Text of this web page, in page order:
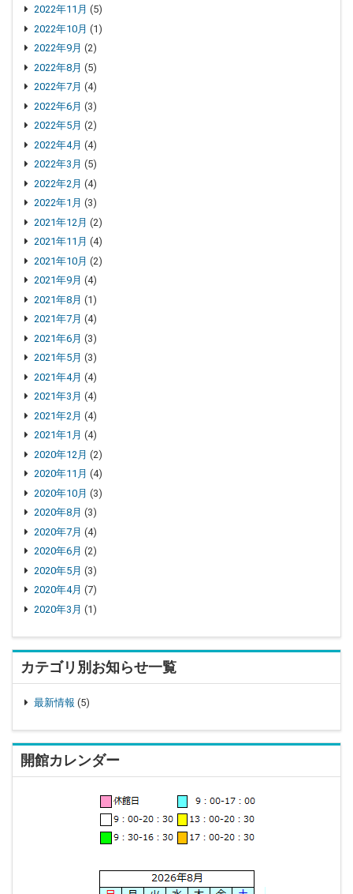
2022年11月 (5)
2022年10月 (1)
2022年9月 (2)
2022年8月 (5)
2022年7月 (4)
2022年6月 (3)
2022年5月 (2)
2022年4月 (4)
2022年3月 (5)
2022年2月 (4)
2022年1月 (3)
2021年12月 (2)
2021年11月 (4)
2021年10月 (2)
2021年9月 (4)
2021年8月 (1)
2021年7月 (4)
2021年6月 (3)
2021年5月 (3)
2021年4月 (4)
2021年3月 (4)
2021年2月 (4)
2021年1月 (4)
2020年12月 (2)
2020年11月 (4)
2020年10月 (3)
2020年8月 (3)
2020年7月 (4)
2020年6月 (2)
2020年5月 (3)
2020年4月 (7)
2020年3月 (1)
カテゴリ別お知らせ一覧
最新情報 (5)
開館カレンダー